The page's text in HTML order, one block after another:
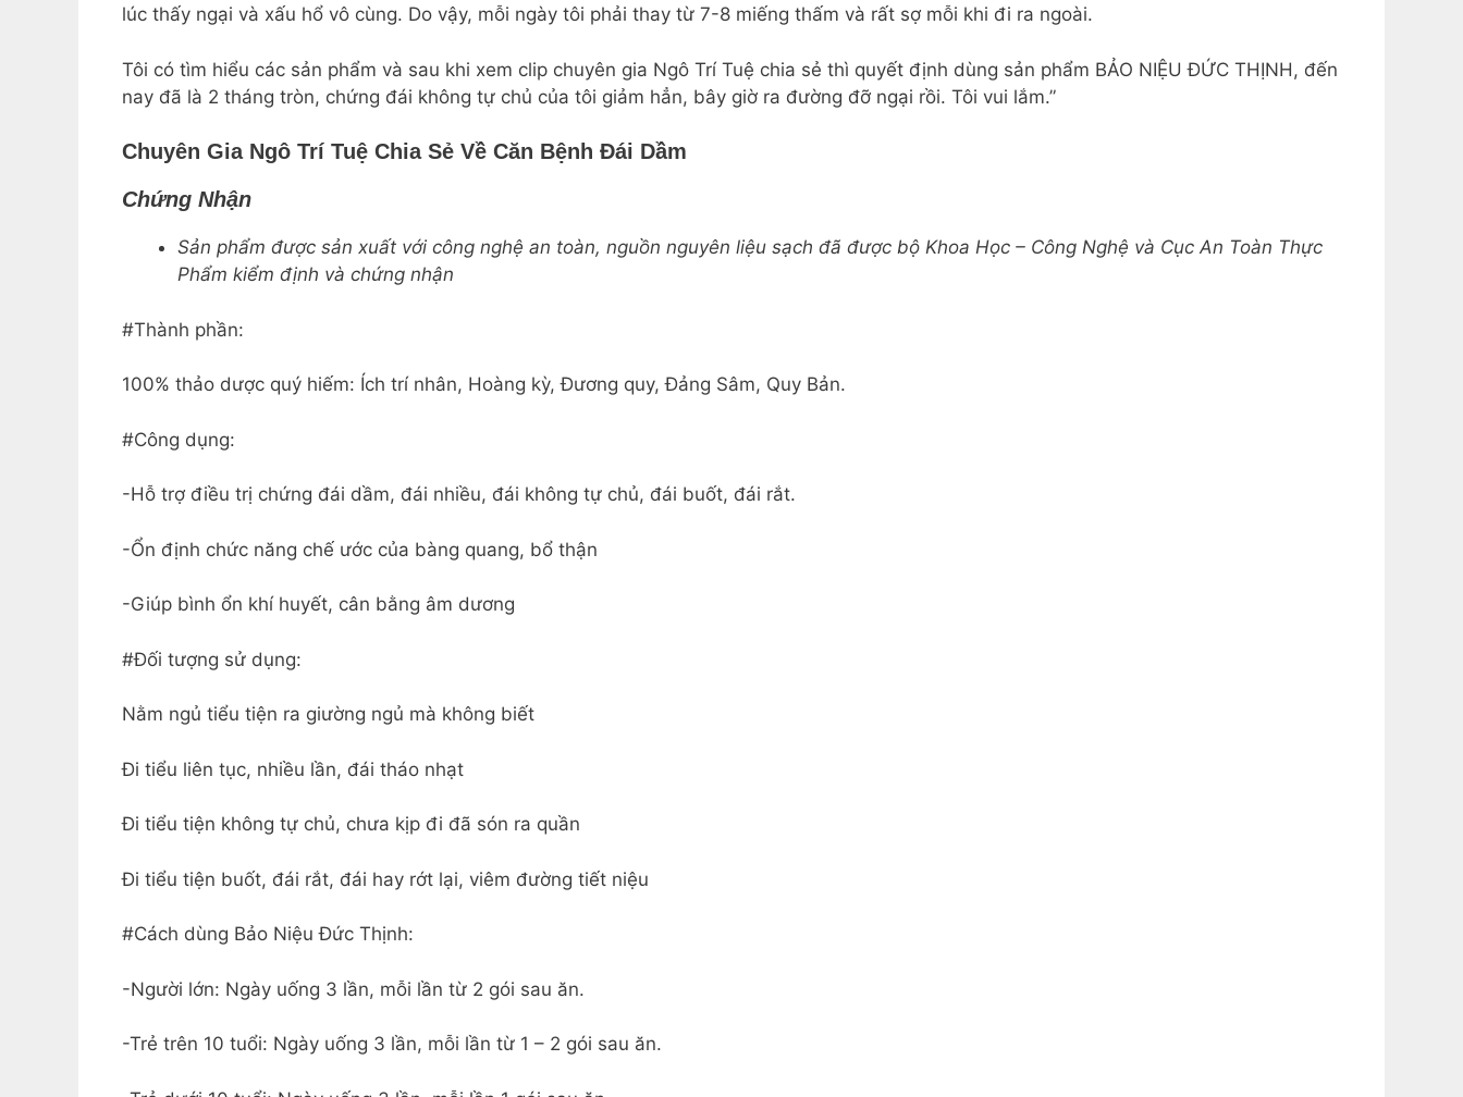
lúc thấy ngại và xấu hổ vô cùng. Do vậy, mỗi ngày tôi phải thay từ 7-8 miếng thấm và rất sợ mỗi khi đi ra ngoài.
Tôi có tìm hiểu các sản phẩm và sau khi xem clip chuyên gia Ngô Trí Tuệ chia sẻ thì quyết định dùng sản phẩm BẢO NIỆU ĐỨC THỊNH, đến
nay đã là 2 tháng tròn, chứng đái không tự chủ của tôi giảm hẳn, bây giờ ra đường đỡ ngại rồi. Tôi vui lắm.”
Chuyên Gia Ngô Trí Tuệ Chia Sẻ Về Căn Bệnh Đái Dầm
Chứng Nhận
Sản phẩm được sản xuất với công nghệ an toàn, nguồn nguyên liệu sạch đã được bộ Khoa Học – Công Nghệ và Cục An Toàn Thực
Phẩm kiểm định và chứng nhận
#Thành phần:
100% thảo dược quý hiếm: Ích trí nhân, Hoàng kỳ, Đương quy, Đảng Sâm, Quy Bản.
#Công dụng:
-Hỗ trợ điều trị chứng đái dầm, đái nhiều, đái không tự chủ, đái buốt, đái rắt.
-Ổn định chức năng chế ước của bàng quang, bổ thận
-Giúp bình ổn khí huyết, cân bằng âm dương
#Đối tượng sử dụng:
Nằm ngủ tiểu tiện ra giường ngủ mà không biết
Đi tiểu liên tục, nhiều lần, đái tháo nhạt
Đi tiểu tiện không tự chủ, chưa kịp đi đã són ra quần
Đi tiểu tiện buốt, đái rắt, đái hay rớt lại, viêm đường tiết niệu
#Cách dùng Bảo Niệu Đức Thịnh:
-Người lớn: Ngày uống 3 lần, mỗi lần từ 2 gói sau ăn.
-Trẻ trên 10 tuổi: Ngày uống 3 lần, mỗi lần từ 1 – 2 gói sau ăn.